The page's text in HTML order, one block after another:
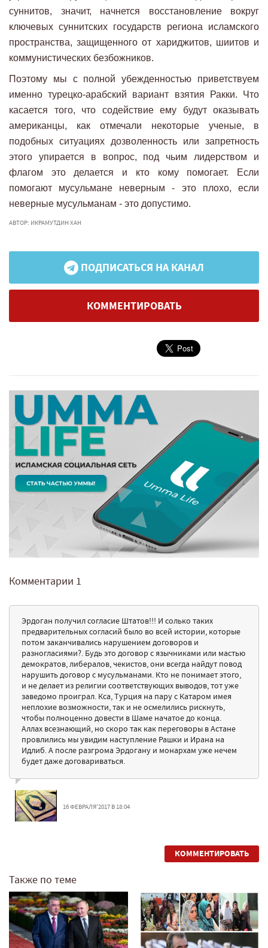
суннитов, значит, начнется восстановление вокруг
ключевых суннитских государств региона исламского
пространства, защищенного от хариджитов, шиитов и
коммунистических безбожников.
Поэтому мы с полной убежденностью приветствуем
именно турецко-арабский вариант взятия Ракки. Что
касается того, что содействие ему будут оказывать
американцы, как отмечали некоторые ученые, в
подобных ситуациях дозволенность или запретность
этого упирается в вопрос, под чьим лидерством и
флагом это делается и кто кому помогает. Если
помогают мусульмане неверным - это плохо, если
неверные мусульманам - это допустимо.
АВТОР: ИКРАМУТДИН ХАН
ПОДПИСАТЬСЯ НА КАНАЛ
КОММЕНТИРОВАТЬ
Комментарии 1
Эрдоган получил согласие Штатов!!! И солько таких
предварительных согласий было во всей истории, которые
потом заканчивались нарушением договоров и
разногласиями?. Будь это договор с язычниками или мастью
демократов, либералов, чекистов, они всегда найдут повод
нарушить договор с мусульманами. Кто не понимает этого,
и не делает из религии соответствующих выводов, тот уже
заведомо проиграл. Кса, Турция на пару с Катаром имея
неплохие возможности, так и не осмелились рискнуть,
чтобы полноценно довести в Шаме начатое до конца.
Аллах всезнающий, но скоро так как переговоры в Астане
провлились мы увидим наступление Рашки и Ирана на
Идлиб. А после разгрома Эрдогану и монархам уже нечем
будет даже договариваться.
16 ФЕВРАЛЯ'2017 В 18:04
КОММЕНТИРОВАТЬ
Также по теме